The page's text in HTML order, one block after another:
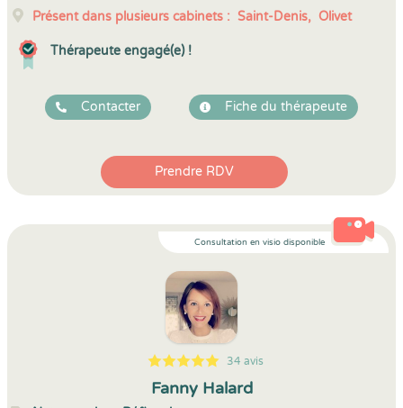
Présent dans plusieurs cabinets : Saint-Denis, Olivet
Thérapeute engagé(e) !
Contacter Fiche du thérapeute
Prendre RDV
Consultation en visio disponible
5
1
5
34 34 avis
Fanny Halard